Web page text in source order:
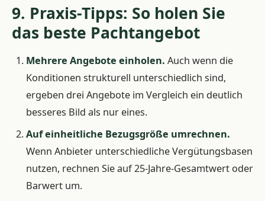
9. Praxis-Tipps: So holen Sie
das beste Pachtangebot
Mehrere Angebote einholen. Auch wenn die
Konditionen strukturell unterschiedlich sind,
ergeben drei Angebote im Vergleich ein deutlich
besseres Bild als nur eines.
Auf einheitliche Bezugsgröße umrechnen.
Wenn Anbieter unterschiedliche Vergütungsbasen
nutzen, rechnen Sie auf 25-Jahre-Gesamtwert oder
Barwert um.